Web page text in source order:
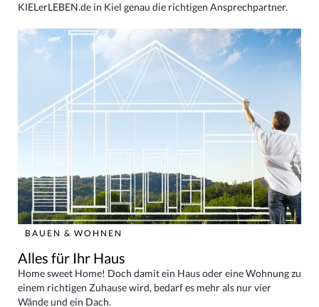
KIELerLEBEN.de in Kiel genau die richtigen Ansprechpartner.
BAUEN & WOHNEN
Alles für Ihr Haus
Home sweet Home! Doch damit ein Haus oder eine Wohnung zu
einem richtigen Zuhause wird, bedarf es mehr als nur vier
Wände und ein Dach.